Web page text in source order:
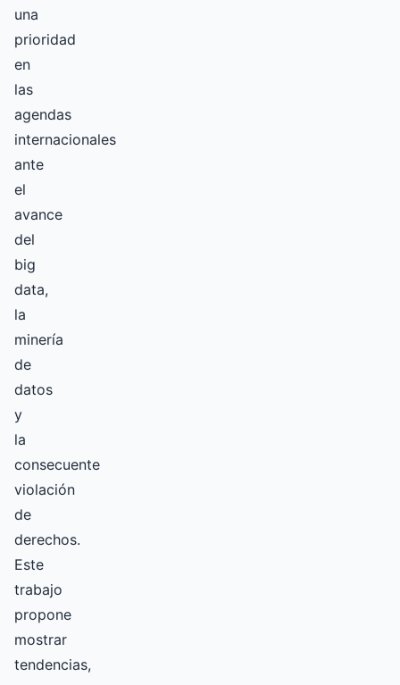
una
prioridad
en
las
agendas
internacionales
ante
el
avance
del
big
data,
la
minería
de
datos
y
la
consecuente
violación
de
derechos.
Este
trabajo
propone
mostrar
tendencias,